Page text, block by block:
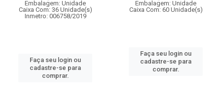
Embalagem: Unidade
Caixa Com: 36 Unidade(s)
Inmetro: 006758/2019
Faça seu login ou
cadastre-se para
comprar.
Embalagem: Unidade
Caixa Com: 60 Unidade(s)
Faça seu login ou
cadastre-se para
comprar.